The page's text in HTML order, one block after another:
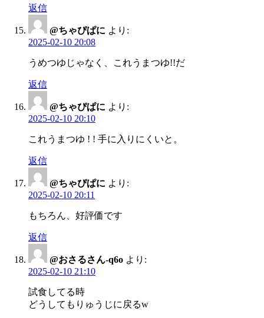
返信
@ちゃぴぱに より:
2025-02-10 20:08
うめつゆじゃなく、これうまつゆ!!だ
返信
@ちゃぴぱに より:
2025-02-10 20:10
これうまつゆ ! ! 手に入りにくいと。
返信
@ちゃぴぱに より:
2025-02-10 20:11
もちろん、好評価です
返信
@おさるさん-q6o より:
2025-02-10 21:10
試食してる時
どうしてもりゅうじに戻るw